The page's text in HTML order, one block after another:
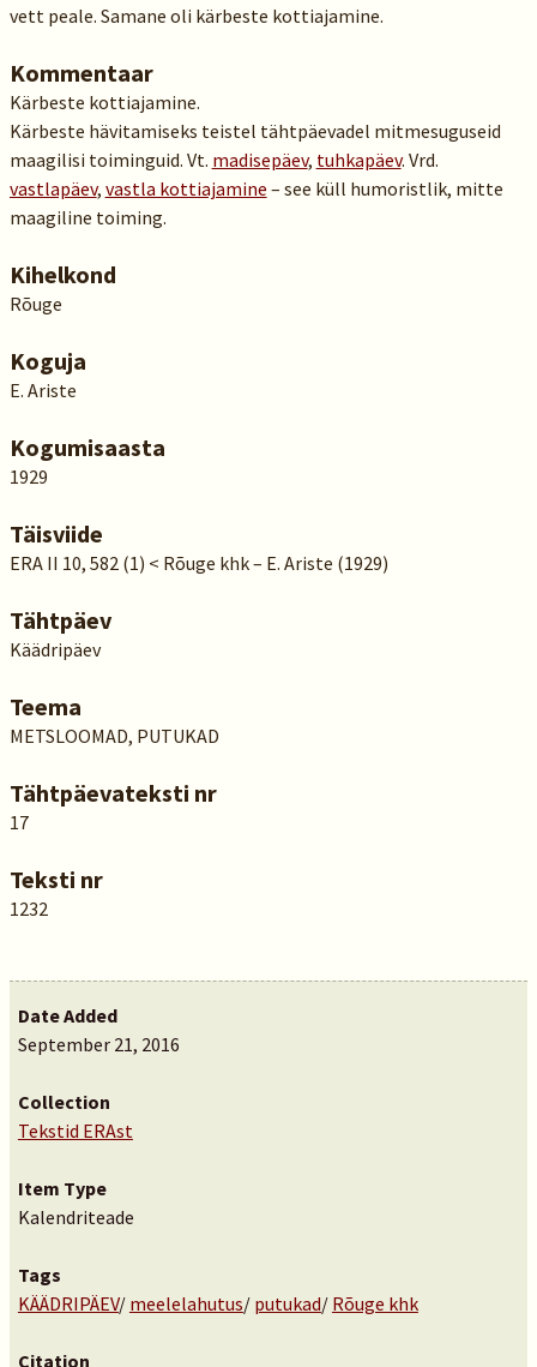
vett peale. Samane oli kärbeste kottiajamine.
Kommentaar
Kärbeste kottiajamine.
Kärbeste hävitamiseks teistel tähtpäevadel mitmesuguseid
maagilisi toiminguid. Vt. madisepäev, tuhkapäev. Vrd.
vastlapäev, vastla kottiajamine – see küll humoristlik, mitte
maagiline toiming.
Kihelkond
Rõuge
Koguja
E. Ariste
Kogumisaasta
1929
Täisviide
ERA II 10, 582 (1) < Rõuge khk – E. Ariste (1929)
Tähtpäev
Käädripäev
Teema
METSLOOMAD, PUTUKAD
Tähtpäevateksti nr
17
Teksti nr
1232
Date Added
September 21, 2016
Collection
Tekstid ERAst
Item Type
Kalendriteade
Tags
KÄÄDRIPÄEV/ meelelahutus/ putukad/ Rõuge khk
Citation